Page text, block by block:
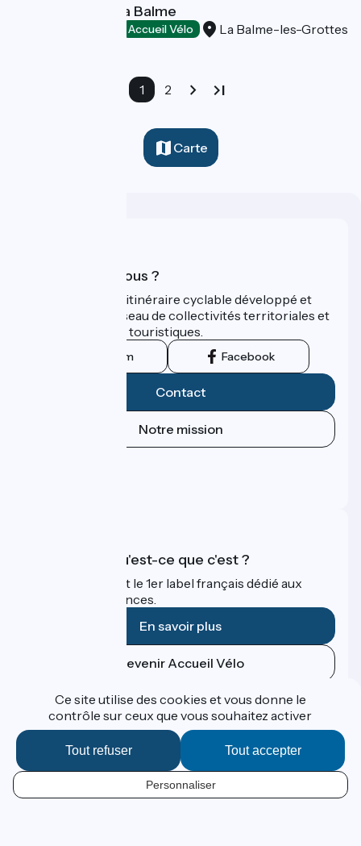
FR
Les grottes de La Balme
Accueil Vélo La Balme-les-Grottes
1 2
Carte
Qui sommes-nous ?
ViaRhôna est un itinéraire cyclable développé et
promu par un réseau de collectivités territoriales et
leurs institutions touristiques.
Instagram Facebook
Contact
Notre mission
Accueil Vélo qu'est-ce que c'est ?
Accueil Vélo c'est le 1er label français dédié aux
cyclistes en vacances.
En savoir plus
Devenir Accueil Vélo
Financé dans le cadre de Destination France
Contact
Données personnelles
Ce site utilise des cookies et vous donne le
contrôle sur ceux que vous souhaitez activer
Tout accepter
Tout refuser
Personnaliser